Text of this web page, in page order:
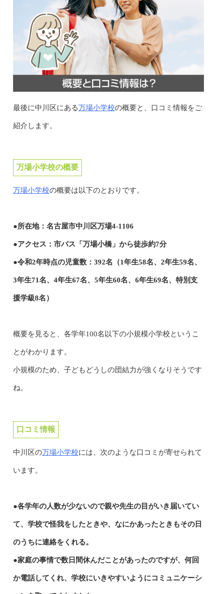
最後に中川区にある万場小学校の概要と、口コミ情報をご
紹介します。
万場小学校の概要
万場小学校の概要は以下のとおりです。
●所在地：名古屋市中川区万場4-1106
●アクセス：市バス「万場小橋」から徒歩約7分
●令和2年時点の児童数：392名（1年生58名、2年生59名、
3年生71名、4年生67名、5年生60名、6年生69名、特別支
援学級8名）
概要を見ると、各学年100名以下の小規模小学校というこ
とがわかります。
小規模のため、子どもどうしの団結力が強くなりそうです
ね。
口コミ情報
中川区の万場小学校には、次のような口コミが寄せられて
います。
●各学年の人数が少ないので親や先生の目がいき届いてい
て、学校で怪我をしたときや、なにかあったときもその日
のうちに連絡をくれる。
●家庭の事情で数日間休んだことがあったのですが、何回
か電話してくれ、学校にいきやすいようにコミュニケーシ